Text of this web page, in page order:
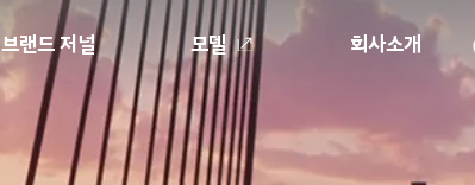
브랜드 저널 모델 회사소개